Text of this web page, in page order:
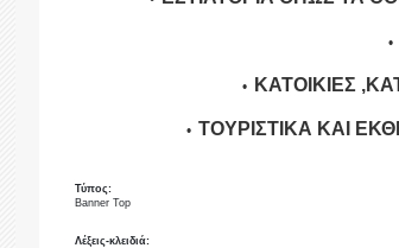
ΚΑΤΟΙΚΙΕΣ
ΤΟΥΡΙΣΤΙΚΑ ΚΑΙ
Τύπος:
Banner Top
Λέξεις-κλειδιά: